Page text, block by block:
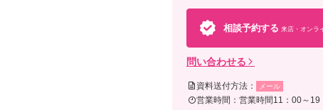
相談予約する 来店・オンラ
問い合わせる
資料送付方法： メール
営業時間：営業時間11：00～19